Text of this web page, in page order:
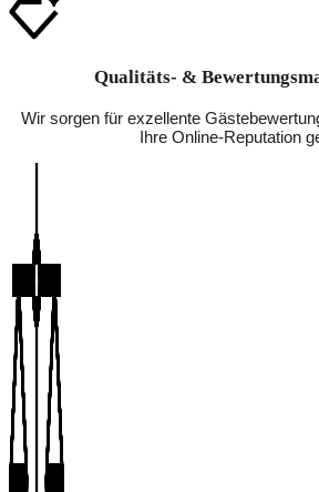
Qualitäts- &
Wir sorgen für exzellente
Ihre Online-Reputation